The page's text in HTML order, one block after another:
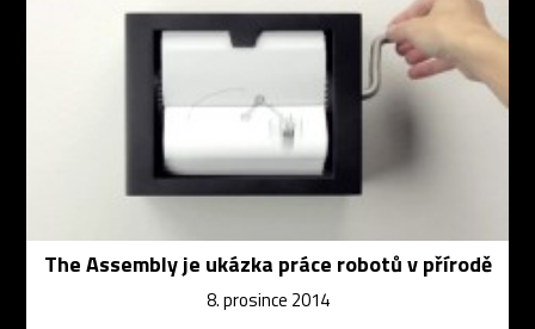
The Assembly je ukázka práce robotů v přírodě
8. prosince 2014